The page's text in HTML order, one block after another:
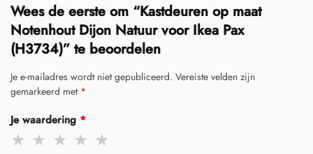
Wees de eerste om “Kastdeuren op maat
Notenhout Dijon Natuur voor Ikea Pax
(H3734)” te beoordelen
Je e-mailadres wordt niet gepubliceerd. Vereiste velden zijn
gemarkeerd met *
Je waardering *